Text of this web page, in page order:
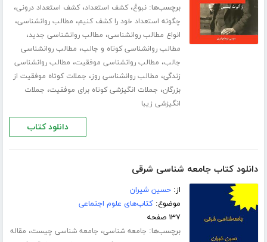
برچسب‌ها:نبوغ،کشف استعداد،کشف استعداد درونی،
چگونه استعداد خود را کشف کنیم، مطالب روانشناسی،
انواع مطالب روانشناسی، مطالب روانشناسی جدید،
مطالب روانشناسی کوتاه و جالب، مطالب روانشناسی
جالب، مطالب روانشناسی موفقیت، مطالب روانشناسی
زندگی، مطالب روانشناسی روز، جملات کوتاه موفقیت از
بزرگان، جملات انگیزشی کوتاه برای موفقیت، جملات
انگیزشی زیبا
دانلود کتاب
دانلود کتاب جامعه شناسی شرقی
از:حسین شیران
موضوع:کتاب‌های علوم اجتماعی
۱۳۷ صفحه
برچسب‌ها: جامعه شناسی، جامعه شناسی چیست، مقاله